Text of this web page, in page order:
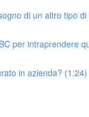
di un altro tipo
per intraprendere
in azienda? (1:24)